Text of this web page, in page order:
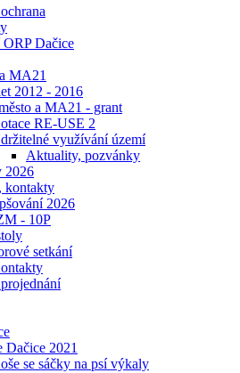
ORP Dačice
MA21
2012 - 2016
a MA21 - grant
RE-USE 2
využívání území
Aktuality, pozvánky
2026
kontakty
2026
- 10P
setkání
Dačice 2021
se sáčky na psí výkaly